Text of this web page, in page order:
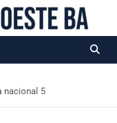
nacional 5